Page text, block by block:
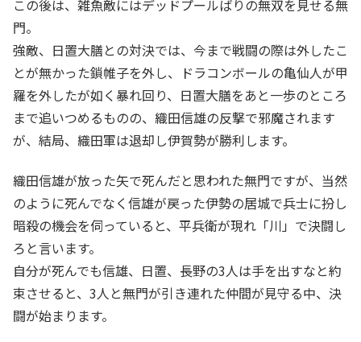
この後は、雑魚敵にはデッドプールばりの無双を見せる無
門。
強敵、日置大膳との対決では、今まで戦闘の際は外したこ
とが無かった鎖帷子を外し、ドラコンボールの亀仙人が甲
羅を外したが如く暴れ回り、日置大膳をあと一歩のところ
まで追いつめるものの、織田信雄の反撃で邪魔されます
が、結局、織田軍は退却し伊賀勢が勝利します。
織田信雄が放った矢で死んだと思われた無門ですが、当然
のように死んでなく信雄が戻った伊勢の居城で兵士に扮し
暗殺の機会を伺っていると、平兵衛が現れ「川」で決闘し
ろと言います。
自分が死んでも信雄、日置、長野の3人は手を出すなと約
束させると、3人と無門が引き連れた仲間が見守る中、決
闘が始まります。